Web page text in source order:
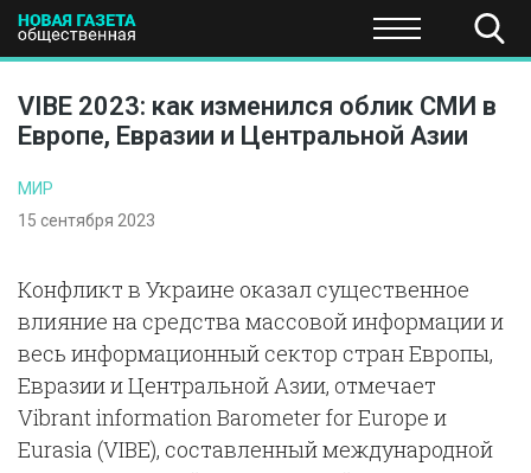
ПОЛИТИКА ЭКОНОМИКА НАУКА И
VIBE 2023: как изменился облик СМИ в
Европе, Евразии и Центральной Азии
МИР
15 сентября 2023
Конфликт в Украине оказал существенное
влияние на средства массовой информации и
весь информационный сектор стран Европы,
Евразии и Центральной Азии, отмечает
Vibrant information Barometer for Europe и
Eurasia (VIBE), составленный международной